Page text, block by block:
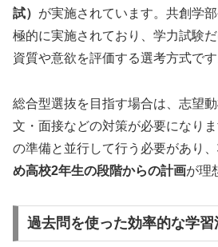
試） が実施されています。共創学
極的に実施されており、学力試験
資質や意欲を評価する選考方式です
総合型選抜を目指す場合は、志望
文・面接などの対策が必要になり
の準備と並行して行う必要があり、
め高校2年生の段階からの計画が理
過去問を使った効率的な学習